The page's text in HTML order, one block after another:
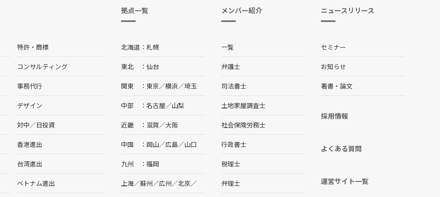
特許・商標
コンサルティング
事務代行
デザイン
対中／日投資
香港進出
台湾進出
ベトナム進出
拠点一覧
北海道 札幌
東北 仙台
関東 東京／横浜／埼玉
中部 名古屋／山梨
近畿 滋賀／大阪
中国 岡山／広島／山口
九州 福岡
上海／蘇州／広州／北京／
メンバー紹介
一覧
弁護士
司法書士
土地家屋調査士
社会保険労務士
行政書士
税理士
弁理士
ニュースリリース
セミナー
お知らせ
著書・論文
採用情報
よくある質問
運営サイト一覧